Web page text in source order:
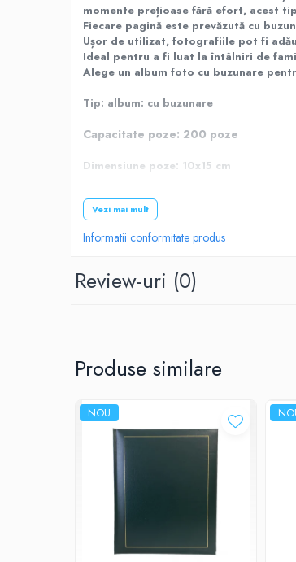
Diverse accesorii auto
Carcase protectie NOCO BOOST
Invertoare Auto
Incarcator masina electrica
Aparate de spalat cu presiune
Roboti pornire
Acumulatori
Prelungitoare
Stabilizatoare tensiune
momente prețioase fără efort, acest
Fiecare pagină este prevăzută cu
Ușor de utilizat, fotografiile pot fi
Ideal pentru a fi luat la întâlniri de
Alege un album foto cu buzunare
Tip: album: cu buzunare
Capacitate poze: 200 poze
Dimensiune poze: 10x15 cm
Legatura: tip carte
Culoare coperta: negru
Vezi mai mult
Informatii conformitate produs
Review-uri (0)
Produse similare
NOU